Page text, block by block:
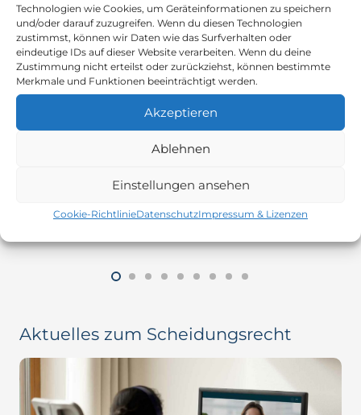
Technologien wie Cookies, um Geräteinformationen zu speichern
und/oder darauf zuzugreifen. Wenn du diesen Technologien
zustimmst, können wir Daten wie das Surfverhalten oder
eindeutige IDs auf dieser Website verarbeiten. Wenn du deine
Zustimmung nicht erteilst oder zurückziehst, können bestimmte
Merkmale und Funktionen beeinträchtigt werden.
Akzeptieren
Ablehnen
Einstellungen ansehen
Cookie-RichtlinieDatenschutzImpressum & Lizenzen
Wie die abstrakte Verweisung Ihren
Anspruch gefährdet
VERSICHERUNGSRECHT
vor 5 Tagen
Was bedeutet „abstrakte Verweisung“ in der
Berufsunfähigkeitsversicherung? Grundsätzlich
gilt: Eine Berufsunfähigkeitsversicherung zahlt,
gesundheitlichen Gründen zu mindestens 50 %
nicht mehr ausüben können. Die…
Aktuelles zum Scheidungsrecht